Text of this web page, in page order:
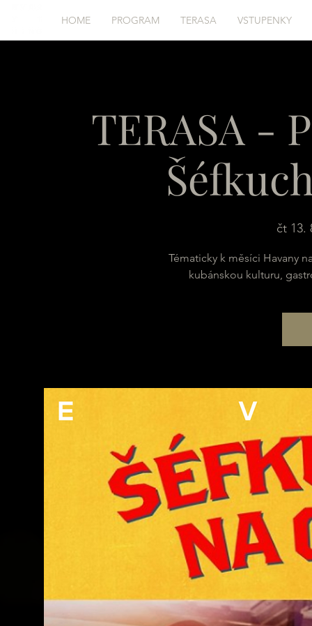
HOME PROGRAM TERASA VSTUPENKY
TERASA -
čt 13.
Tématicky k měsíci Havany
kubánskou kulturu,